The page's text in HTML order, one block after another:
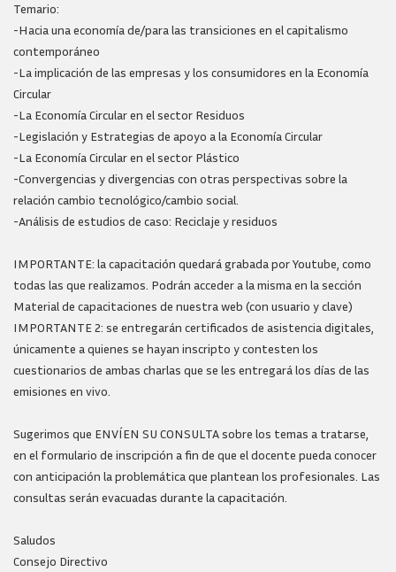
Temario:
-Hacia una economía de/para las transiciones en el capitalismo
contemporáneo
-La implicación de las empresas y los consumidores en la Economía
Circular
-La Economía Circular en el sector Residuos
-Legislación y Estrategias de apoyo a la Economía Circular
-La Economía Circular en el sector Plástico
-Convergencias y divergencias con otras perspectivas sobre la
relación cambio tecnológico/cambio social.
-Análisis de estudios de caso: Reciclaje y residuos
IMPORTANTE: la capacitación quedará grabada por Youtube, como
todas las que realizamos. Podrán acceder a la misma en la sección
Material de capacitaciones de nuestra web (con usuario y clave)
IMPORTANTE 2: se entregarán certificados de asistencia digitales,
únicamente a quienes se hayan inscripto y contesten los
cuestionarios de ambas charlas que se les entregará los días de las
emisiones en vivo.
Sugerimos que ENVÍEN SU CONSULTA sobre los temas a tratarse,
en el formulario de inscripción a fin de que el docente pueda conocer
con anticipación la problemática que plantean los profesionales. Las
consultas serán evacuadas durante la capacitación.
Saludos
Consejo Directivo